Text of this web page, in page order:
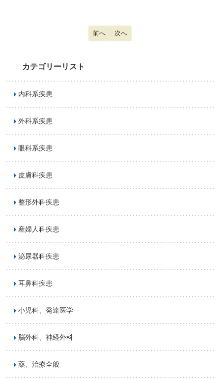
前の記事へ: チック症
前へ 次の記事へ: ネット依存
次へ
カテゴリーリスト
内科系疾患
外科系疾患
眼科系疾患
皮膚科疾患
整形外科疾患
産婦人科疾患
泌尿器科疾患
耳鼻科疾患
小児科、発達医学
脳外科、神経外科
薬、治療全般